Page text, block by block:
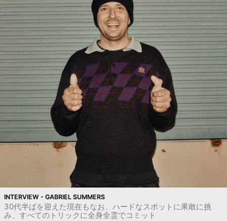
INTERVIEW - GABRIEL SUMMERS
30代半ばを迎えた現在もなお、ハードなスポットに果敢に挑
み、すべてのトリックに全身全霊でコミット